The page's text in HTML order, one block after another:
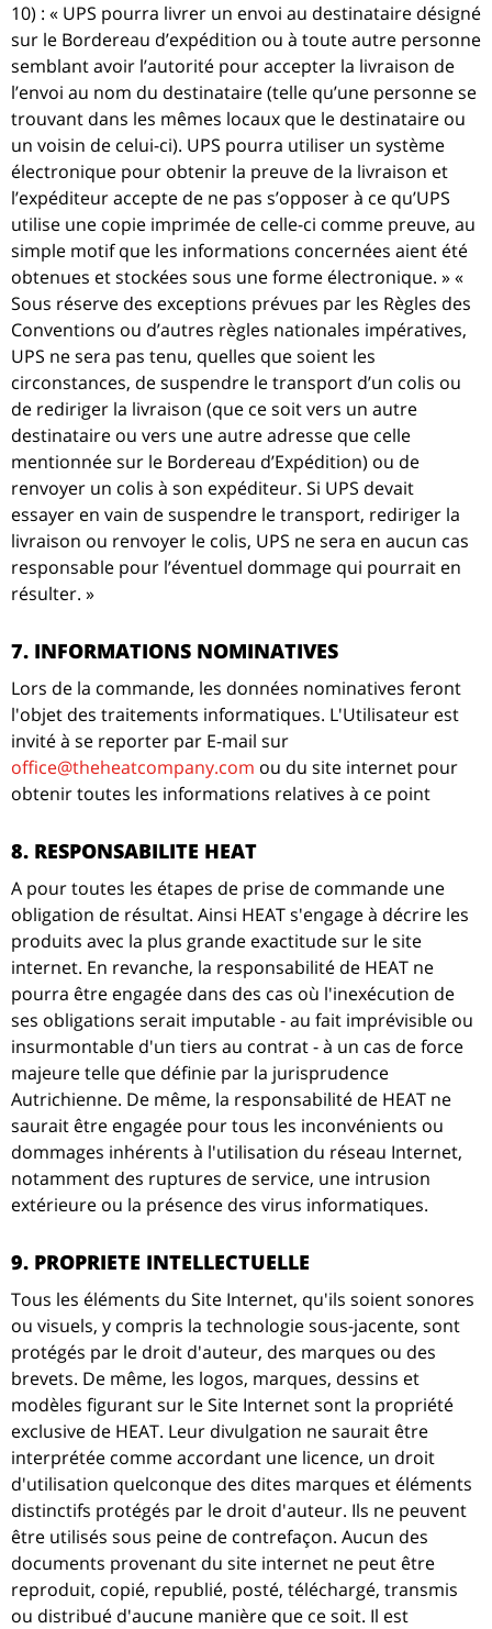
10) : « UPS pourra livrer un envoi au destinataire désigné
sur le Bordereau d’expédition ou à toute autre personne
semblant avoir l’autorité pour accepter la livraison de
l’envoi au nom du destinataire (telle qu’une personne se
trouvant dans les mêmes locaux que le destinataire ou
un voisin de celui-ci). UPS pourra utiliser un système
électronique pour obtenir la preuve de la livraison et
l’expéditeur accepte de ne pas s’opposer à ce qu’UPS
utilise une copie imprimée de celle-ci comme preuve, au
simple motif que les informations concernées aient été
obtenues et stockées sous une forme électronique. » «
Sous réserve des exceptions prévues par les Règles des
Conventions ou d’autres règles nationales impératives,
UPS ne sera pas tenu, quelles que soient les
circonstances, de suspendre le transport d’un colis ou
de rediriger la livraison (que ce soit vers un autre
destinataire ou vers une autre adresse que celle
mentionnée sur le Bordereau d’Expédition) ou de
renvoyer un colis à son expéditeur. Si UPS devait
essayer en vain de suspendre le transport, rediriger la
livraison ou renvoyer le colis, UPS ne sera en aucun cas
responsable pour l’éventuel dommage qui pourrait en
résulter. »
7. INFORMATIONS NOMINATIVES
Lors de la commande, les données nominatives feront
l'objet des traitements informatiques. L'Utilisateur est
invité à se reporter par E-mail sur
office@theheatcompany.com ou du site internet pour
obtenir toutes les informations relatives à ce point
8. RESPONSABILITE HEAT
A pour toutes les étapes de prise de commande une
obligation de résultat. Ainsi HEAT s'engage à décrire les
produits avec la plus grande exactitude sur le site
internet. En revanche, la responsabilité de HEAT ne
pourra être engagée dans des cas où l'inexécution de
ses obligations serait imputable - au fait imprévisible ou
insurmontable d'un tiers au contrat - à un cas de force
majeure telle que définie par la jurisprudence
Autrichienne. De même, la responsabilité de HEAT ne
saurait être engagée pour tous les inconvénients ou
dommages inhérents à l'utilisation du réseau Internet,
notamment des ruptures de service, une intrusion
extérieure ou la présence des virus informatiques.
9. PROPRIETE INTELLECTUELLE
Tous les éléments du Site Internet, qu'ils soient sonores
ou visuels, y compris la technologie sous-jacente, sont
protégés par le droit d'auteur, des marques ou des
brevets. De même, les logos, marques, dessins et
modèles figurant sur le Site Internet sont la propriété
exclusive de HEAT. Leur divulgation ne saurait être
interprétée comme accordant une licence, un droit
d'utilisation quelconque des dites marques et éléments
distinctifs protégés par le droit d'auteur. Ils ne peuvent
être utilisés sous peine de contrefaçon. Aucun des
documents provenant du site internet ne peut être
reproduit, copié, republié, posté, téléchargé, transmis
ou distribué d'aucune manière que ce soit. Il est